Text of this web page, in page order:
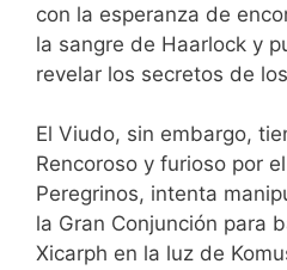
con la esperanza de
la sangre de Haarlock y
revelar los secretos de
El Viudo, sin embargo,
Rencoroso y furioso por
Peregrinos, intenta
la Gran Conjunción para
Xicarph en la luz de